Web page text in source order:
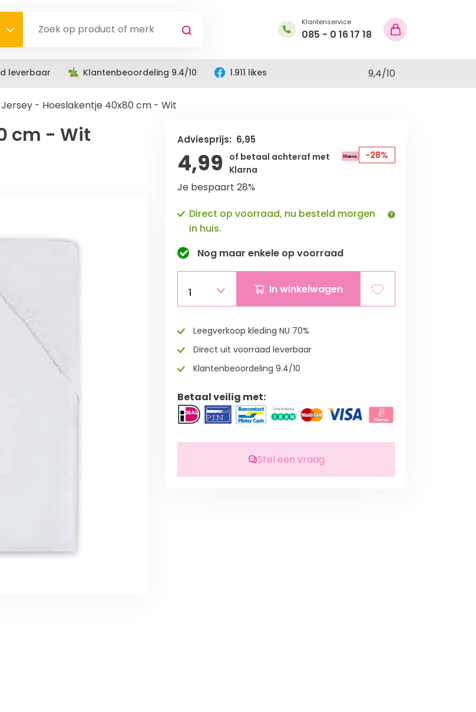
Klantenservice
085 - 0 16 17 18
leverbaar Klantenbeoordeling 9.4/10 1.911 likes 9,4/10
Jersey - Hoeslakentje 40x80 cm - Wit
cm - Wit Adviesprijs: 6,95
4,99
of betaal achteraf met
Klarna
-28%
Je bespaart 28%
Direct op voorraad, nu besteld morgen
in huis.
Nog maar enkeleop voorraad
1 In winkelwagen
Leegverkoop kleding NU 70%
Direct uit voorraad leverbaar
Klantenbeoordeling 9.4/10
Betaal veilig met:
Stel een vraag